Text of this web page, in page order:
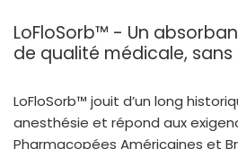
LoFloSorb™ - Un
de qualité médicale,
LoFloSorb™ jouit d’un long
anesthésie et répond aux
Pharmacopées Américaines et